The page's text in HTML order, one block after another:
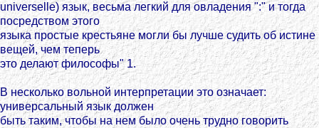
universelle) язык, весьма легкий для овладения ":" и тогда
посредством этого
языка простые крестьяне могли бы лучше судить об истине
вещей, чем теперь
это делают философы" 1.
В несколько вольной интерпретации это означает:
универсальный язык должен
быть таким, чтобы на нем было очень трудно говорить